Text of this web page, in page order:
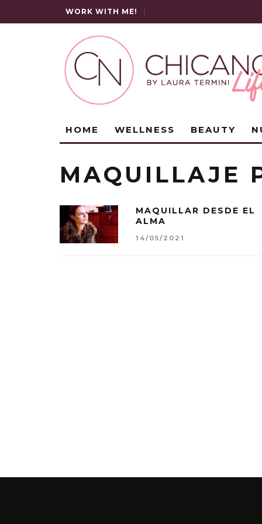
WORK WITH ME!
HOME WELLNESS BEAUTY
MAQUILLAJE
MAQUILLAR DESDE EL
ALMA
14/05/2021